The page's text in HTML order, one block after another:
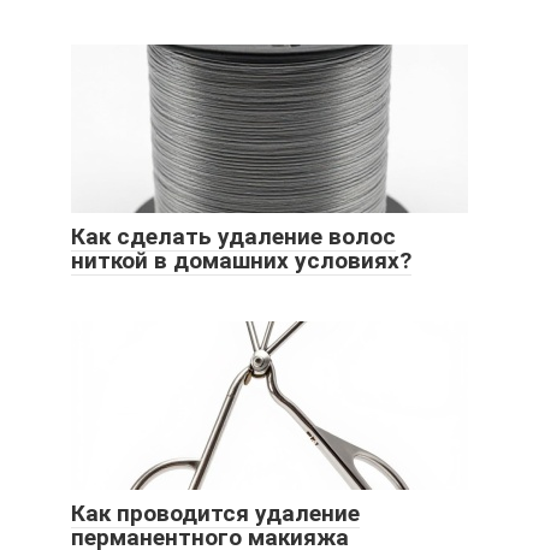
Как сделать удаление волос
ниткой в домашних условиях?
Как проводится удаление
перманентного макияжа